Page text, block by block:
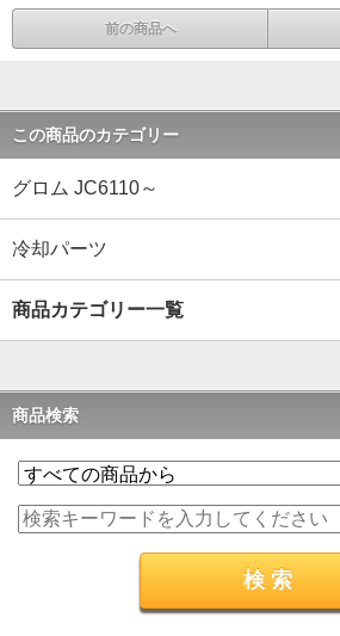
前の商品へ
この商品のカテゴリー
グロム JC6110～
冷却パーツ
商品カテゴリー一覧
商品検索